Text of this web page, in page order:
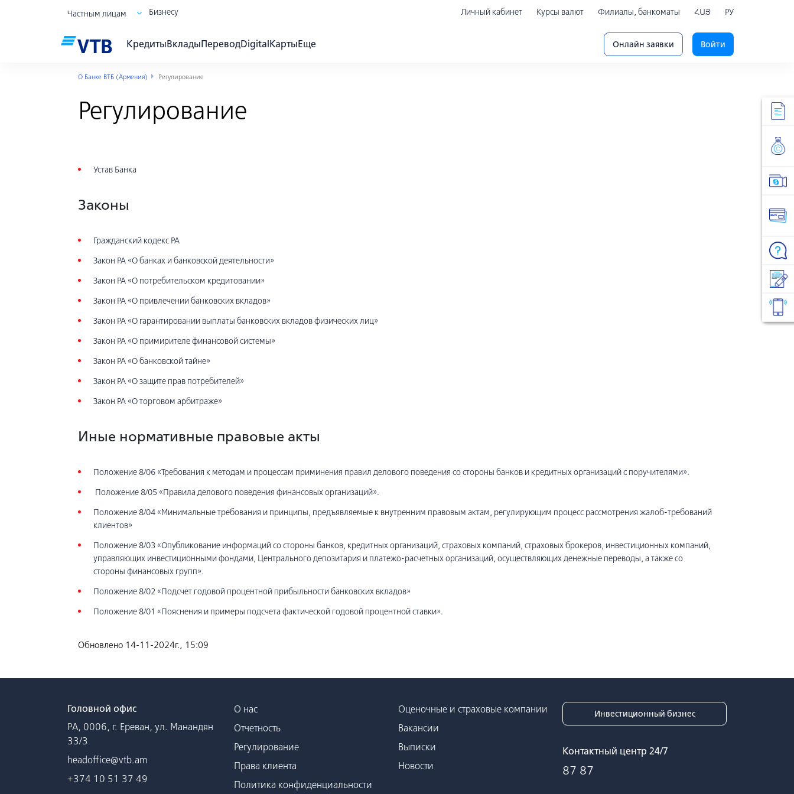
Частным лицам Бизнесу Личный кабинет Курсы валют Филиалы, банкоматы ՀԱՅ РУ
КредитыВкладыПереводDigitalКартыЕще Онлайн заявки Войти
О Банке ВТБ (Армения) Регулирование
Регулирование
Устав Банка
Законы
Гражданский кодекс РА
Закон РА «О банках и банковской деятельности»
Закон РА «О потребительском кредитовании»
Закон РА «О привлечении банковских вкладов»
Закон РА «О гарантировании выплаты банковских вкладов физических лиц»
Закон РА «О примирителе финансовой системы»
Закон РА «О банковской тайне»
Закон РА «О защите прав потребителей»
Закон РА «О торговом арбитраже»
Иные нормативные правовые акты
Положение 8/06 «Требования к методам и процессам приминения правил делового поведения со стороны банков и кредитных организаций с поручителями».
Положение 8/05 «Правила делового поведения финансовых организаций».
Положение 8/04 «Минимальные требования и принципы, предъявляемые к внутренним правовым актам, регулирующим процесс рассмотрения жалоб-требований
клиентов»
Положение 8/03 «Опубликование информаций со стороны банков, кредитных организаций, страховых компаний, страховых брокеров, инвестиционных компаний,
управляющих инвестиционными фондами, Центрального депозитария и платежо-расчетных организаций, осуществляющих денежные переводы, а также со
стороны финансовых групп».
Положение 8/02 «Подсчет годовой процентной прибыльности банковских вкладов»
Положение 8/01 «Пояснения и примеры подсчета фактической годовой процентной ставки».
Обновлено 14-11-2024г., 15:09
Головной офис
РА, 0006, г. Ереван, ул. Манандян
33/3
headoffice@vtb.am
+374 10 51 37 49
О нас
Отчетность
Регулирование
Права клиента
Политика конфиденциальности
Оценочные и страховые компании
Вакансии
Выписки
Новости
Инвестиционный бизнес
Контактный центр 24/7
87 87